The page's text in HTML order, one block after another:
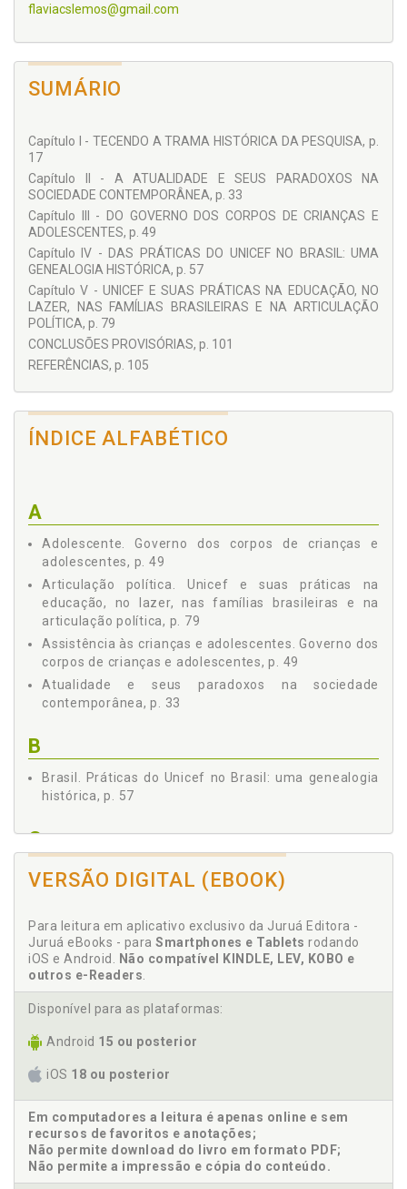
flaviacslemos@gmail.com
SUMÁRIO
Capítulo I - TECENDO A TRAMA HISTÓRICA DA PESQUISA, p.
17
Capítulo II - A ATUALIDADE E SEUS PARADOXOS NA
SOCIEDADE CONTEMPORÂNEA, p. 33
Capítulo III - DO GOVERNO DOS CORPOS DE CRIANÇAS E
ADOLESCENTES, p. 49
Capítulo IV - DAS PRÁTICAS DO UNICEF NO BRASIL: UMA
GENEALOGIA HISTÓRICA, p. 57
Capítulo V - UNICEF E SUAS PRÁTICAS NA EDUCAÇÃO, NO
LAZER, NAS FAMÍLIAS BRASILEIRAS E NA ARTICULAÇÃO
POLÍTICA, p. 79
CONCLUSÕES PROVISÓRIAS, p. 101
REFERÊNCIAS, p. 105
ÍNDICE ALFABÉTICO
A
Adolescente. Governo dos corpos de crianças e
adolescentes, p. 49
Articulação política. Unicef e suas práticas na
educação, no lazer, nas famílias brasileiras e na
articulação política, p. 79
Assistência às crianças e adolescentes. Governo dos
corpos de crianças e adolescentes, p. 49
Atualidade e seus paradoxos na sociedade
contemporânea, p. 33
B
Brasil. Práticas do Unicef no Brasil: uma genealogia
histórica, p. 57
C
Conclusões provisórias, p. 101
Criança. Governo dos corpos de crianças e
E
lazer, nas famílias brasileiras e na articulação
F
Família. Unicef e suas práticas na educação, no
lazer, nas famílias brasi-leiras e na articulação
política, p. 79
G
VERSÃO DIGITAL (EBOOK)
Para leitura em aplicativo exclusivo da Juruá Editora -
Juruá eBooks - para Smartphones e Tablets rodando
iOS e Android. Não compatível KINDLE, LEV, KOBO e
outros e-Readers.
Disponível para as plataformas:
Android 15 ou posterior
iOS 18 ou posterior
Em computadores a leitura é apenas online e sem
recursos de favoritos e anotações;
Não permite download do livro em formato PDF;
Não permite a impressão e cópia do conteúdo.